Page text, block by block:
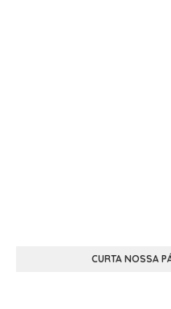
CURTA NOSSA